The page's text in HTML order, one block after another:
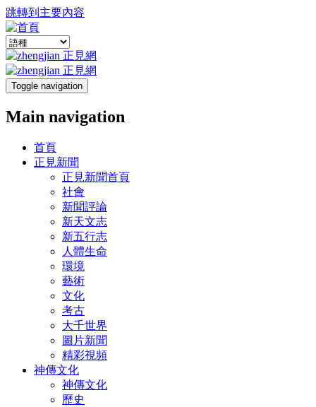
跳轉到主要內容
Toggle navigation
Main navigation
首頁
正見新聞
正見新聞首頁
社會
新聞評論
新天文志
新五行志
人體生命
環境
藝術
文化
考古
大千世界
圖片新聞
精彩視頻
神傳文化
神傳文化
歷史